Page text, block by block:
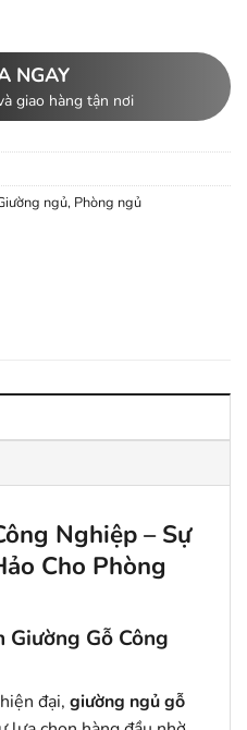
NGAY
giao hàng tận nơi
ngủ, Phòng ngủ
Nghiệp – Sự
Cho Phòng
Giường Gỗ Công
đại, giường ngủ gỗ